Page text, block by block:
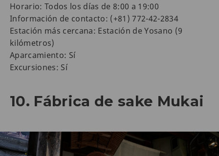
Horario: Todos los días de 8:00 a 19:00
Información de contacto: (+81) 772-42-2834
Estación más cercana: Estación de Yosano (9
kilómetros)
Aparcamiento: Sí
Excursiones: Sí
10. Fábrica de sake Mukai